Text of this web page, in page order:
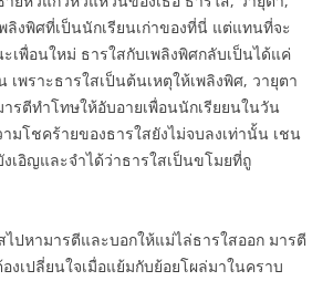
ลิงพิศที่เป็นนักเรียนเก่าของที่นี่ แต่แทนที่จะ
เพื่อนใหม่ ธารใสกับเพลิงพิศกลับเป็นได้แค่
พราะธารใสเป็นต้นเหตุให้เพลิงพิศ, วายุตา
รตีทำโทษให้อับอายเพื่อนนักเรียยนในวัน
มโชคร้ายของธารใสยังไม่จบลงเท่านั้น เชน
เอิญและจำได้ว่าธารใสเป็นขโมยที่ถู
ไปหามารตีและบอกให้แม่ไล่ธารใสออก มารตี
งเปลี่ยนใจเมื่อแย้มกับย้อยโผล่มาในคราบ